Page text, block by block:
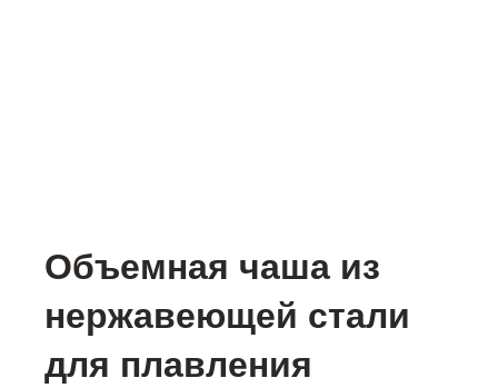
Объемная чаша из
нержавеющей стали
для плавления